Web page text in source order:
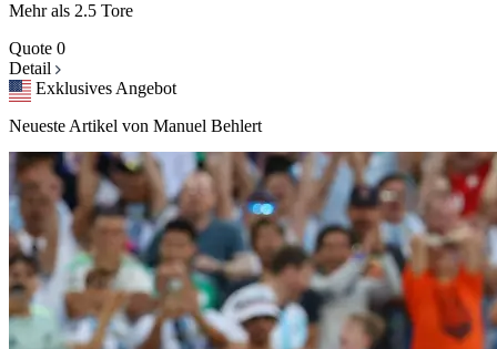
Mehr als 2.5 Tore
Quote 0
Detail
Exklusives Angebot
Neueste Artikel von Manuel Behlert